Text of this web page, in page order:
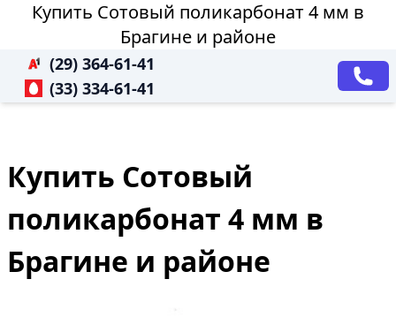
Купить Сотовый поликарбонат 4 мм в
Брагине и районе
(29) 364-61-41
(33) 334-61-41
Купить Сотовый
поликарбонат 4 мм в
Брагине и районе